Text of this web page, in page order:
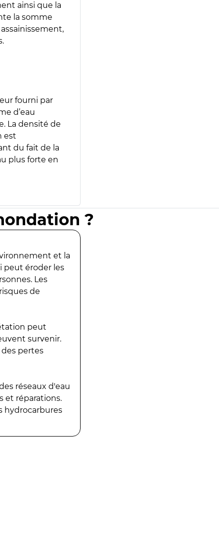
ainsi que la
la somme
fourni par
d’eau
La densité de
est
du fait de la
plus forte en
?
et la
peut éroder les
Les
de
peut
survenir.
pertes
réseaux d'eau
et réparations.
hydrocarbures